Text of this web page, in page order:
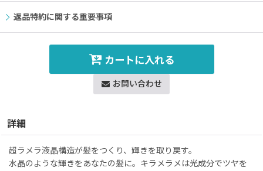
返品特約に関する重要事項
カートに入れる
お問い合わせ
詳細
超ラメラ液晶構造が髪をつくり、輝きを取り戻す。
水晶のような輝きをあなたの髪に。キラメラメは光成分でツヤを